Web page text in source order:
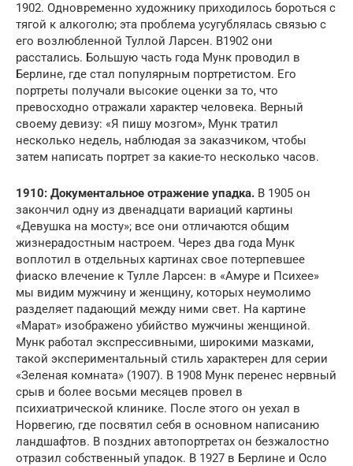
1902. Одновременно художнику приходилось бороться с
тягой к алкоголю; эта проблема усугублялась связью с
его возлюбленной Туллой Ларсен. В1902 они
расстались. Большую часть года Мунк проводил в
Берлине, где стал популярным портретистом. Его
портреты получали высокие оценки за то, что
превосходно отражали характер человека. Верный
своему девизу: «Я пишу мозгом», Мунк тратил
несколько недель, наблюдая за заказчиком, чтобы
затем написать портрет за какие-то несколько часов.
1910: Документальное отражение упадка. В 1905 он
закончил одну из двенадцати вариаций картины
«Девушка на мосту»; все они отличаются общим
жизнерадостным настроем. Через два года Мунк
воплотил в отдельных картинах свое потерпевшее
фиаско влечение к Тулле Ларсен: в «Амуре и Психее»
мы видим мужчину и женщину, которых неумолимо
разделяет падающий между ними свет. На картине
«Марат» изображено убийство мужчины женщиной.
Мунк работал экспрессивными, широкими мазками,
такой экспериментальный стиль характерен для серии
«Зеленая комната» (1907). В 1908 Мунк перенес нервный
срыв и более восьми месяцев провел в
психиатрической клинике. После этого он уехал в
Норвегию, где посвятил себя в основном написанию
ландшафтов. В поздних автопортретах он безжалостно
отразил собственный упадок. В 1927 в Берлине и Осло